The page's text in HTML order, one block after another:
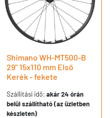
Shimano WH-MT500-B
29" 15x110 mm Első
Kerék - fekete
Szállítási idő: akár 24 órán
belül szállítható (az üzletben
készleten)